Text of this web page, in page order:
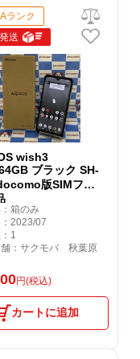
ランク
送
wish3
ブラック SH-
版SIMフリ
箱のみ
2023/07
1
舗：サクモバ 秋葉原
円(税込)
カートに追加